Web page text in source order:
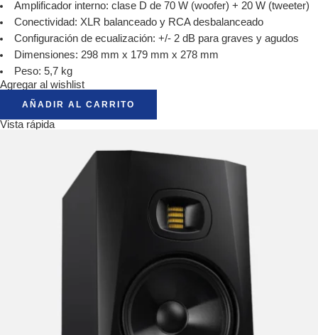
Amplificador interno: clase D de 70 W (woofer) + 20 W (tweeter)
Conectividad: XLR balanceado y RCA desbalanceado
Configuración de ecualización: +/- 2 dB para graves y agudos
Dimensiones: 298 mm x 179 mm x 278 mm
Peso: 5,7 kg
Agregar al wishlist
AÑADIR AL CARRITO
Vista rápida